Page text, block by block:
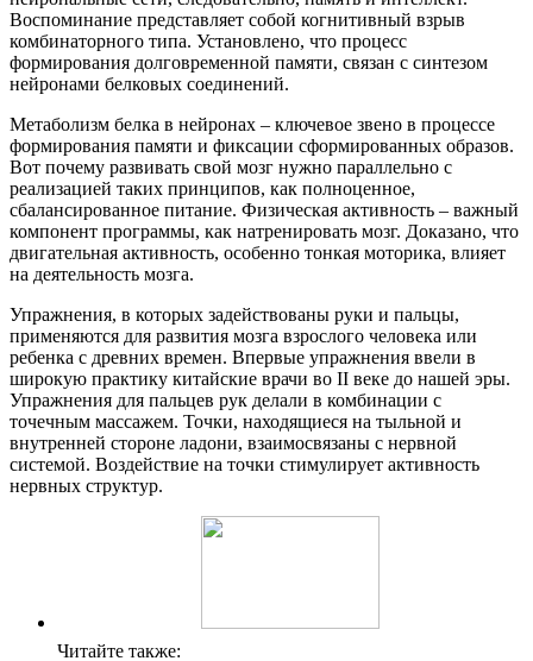
Воспоминание представляет собой когнитивный взрыв
комбинаторного типа. Установлено, что процесс
формирования долговременной памяти, связан с синтезом
нейронами белковых соединений.
Метаболизм белка в нейронах – ключевое звено в процессе
формирования памяти и фиксации сформированных образов.
Вот почему развивать свой мозг нужно параллельно с
реализацией таких принципов, как полноценное,
сбалансированное питание. Физическая активность – важный
компонент программы, как натренировать мозг. Доказано, что
двигательная активность, особенно тонкая моторика, влияет
на деятельность мозга.
Упражнения, в которых задействованы руки и пальцы,
применяются для развития мозга взрослого человека или
ребенка с древних времен. Впервые упражнения ввели в
широкую практику китайские врачи во II веке до нашей эры.
Упражнения для пальцев рук делали в комбинации с
точечным массажем. Точки, находящиеся на тыльной и
внутренней стороне ладони, взаимосвязаны с нервной
системой. Воздействие на точки стимулирует активность
нервных структур.
Читайте также: